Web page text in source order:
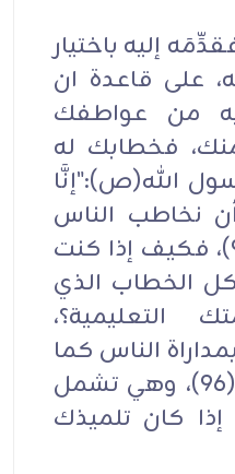
إليه باختيار
على قاعدة ان
من عواطفك
فخطابك له
الله(ص):"إنَّا
أن نخاطب الناس
على قدر عقولهم"(95)، فكيف إذا كنت
الخطاب الذي
الناس كما
أمرني بأداء الفرائض"(96)، وهي تشمل
كان تلميذك